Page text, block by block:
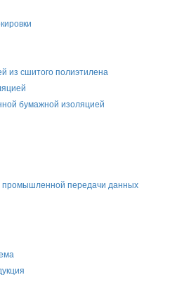
из сшитого полиэтилена
бумажной изоляцией
промышленной передачи данных